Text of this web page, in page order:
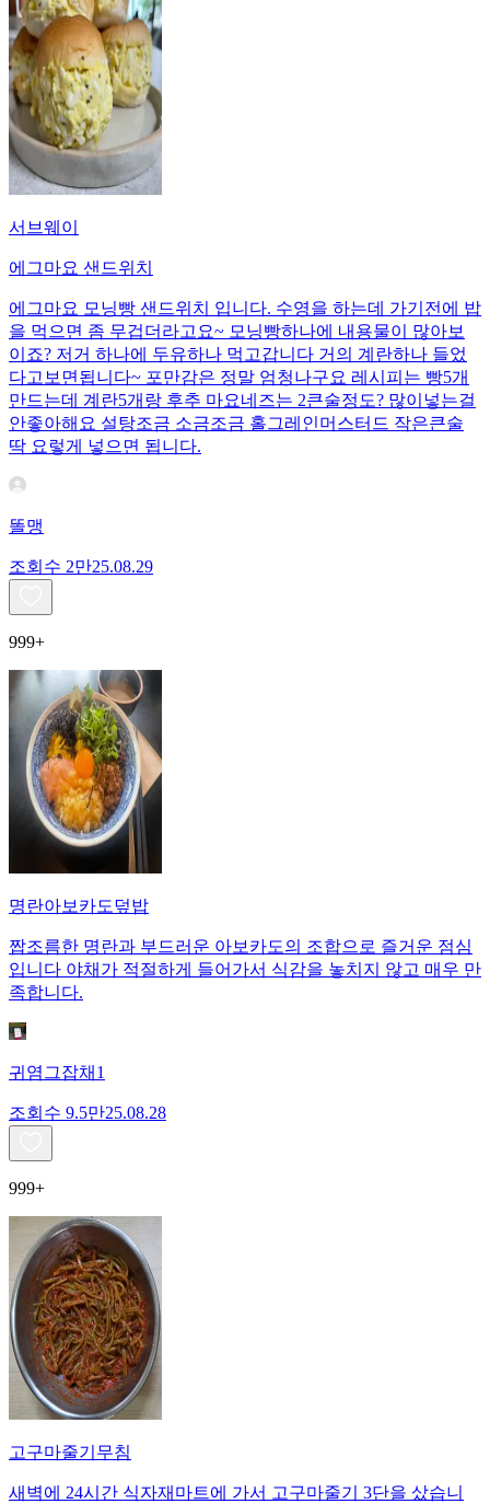
서브웨이
에그마요 샌드위치
에그마요 모닝빵 샌드위치 입니다. 수영을 하는데 가기전에 밥
을 먹으면 좀 무겁더라고요~ 모닝빵하나에 내용물이 많아보
이죠? 저거 하나에 두유하나 먹고갑니다 거의 계란하나 들었
다고보면됩니다~ 포만감은 정말 엄청나구요 레시피는 빵5개
만드는데 계란5개랑 후추 마요네즈는 2큰술정도? 많이넣는걸
안좋아해요 설탕조금 소금조금 홀그레인머스터드 작은큰술
딱 요렇게 넣으면 됩니다.
똘맹
조회수 2만25.08.29
999+
명란아보카도덮밥
짭조름한 명란과 부드러운 아보카도의 조합으로 즐거운 점심
입니다 야채가 적절하게 들어가서 식감을 놓치지 않고 매우 만
족합니다.
귀염그잡채1
조회수 9.5만25.08.28
999+
고구마줄기무침
새벽에 24시간 식자재마트에 가서 고구마줄기 3단을 샀습니